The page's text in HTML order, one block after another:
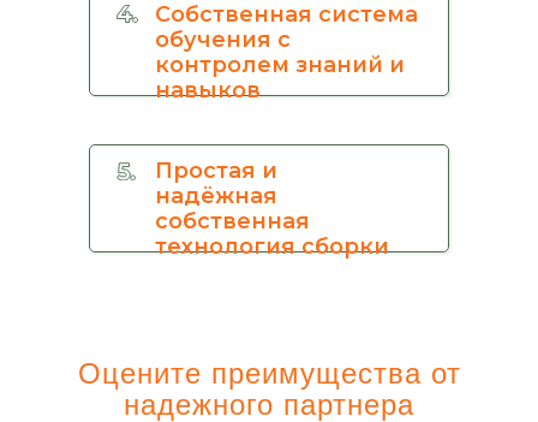
Простая и
надёжная
собственная
технология сборки
Собственная система
обучения с
контролем знаний и
навыков
Оцените преимущества от
надежного партнера